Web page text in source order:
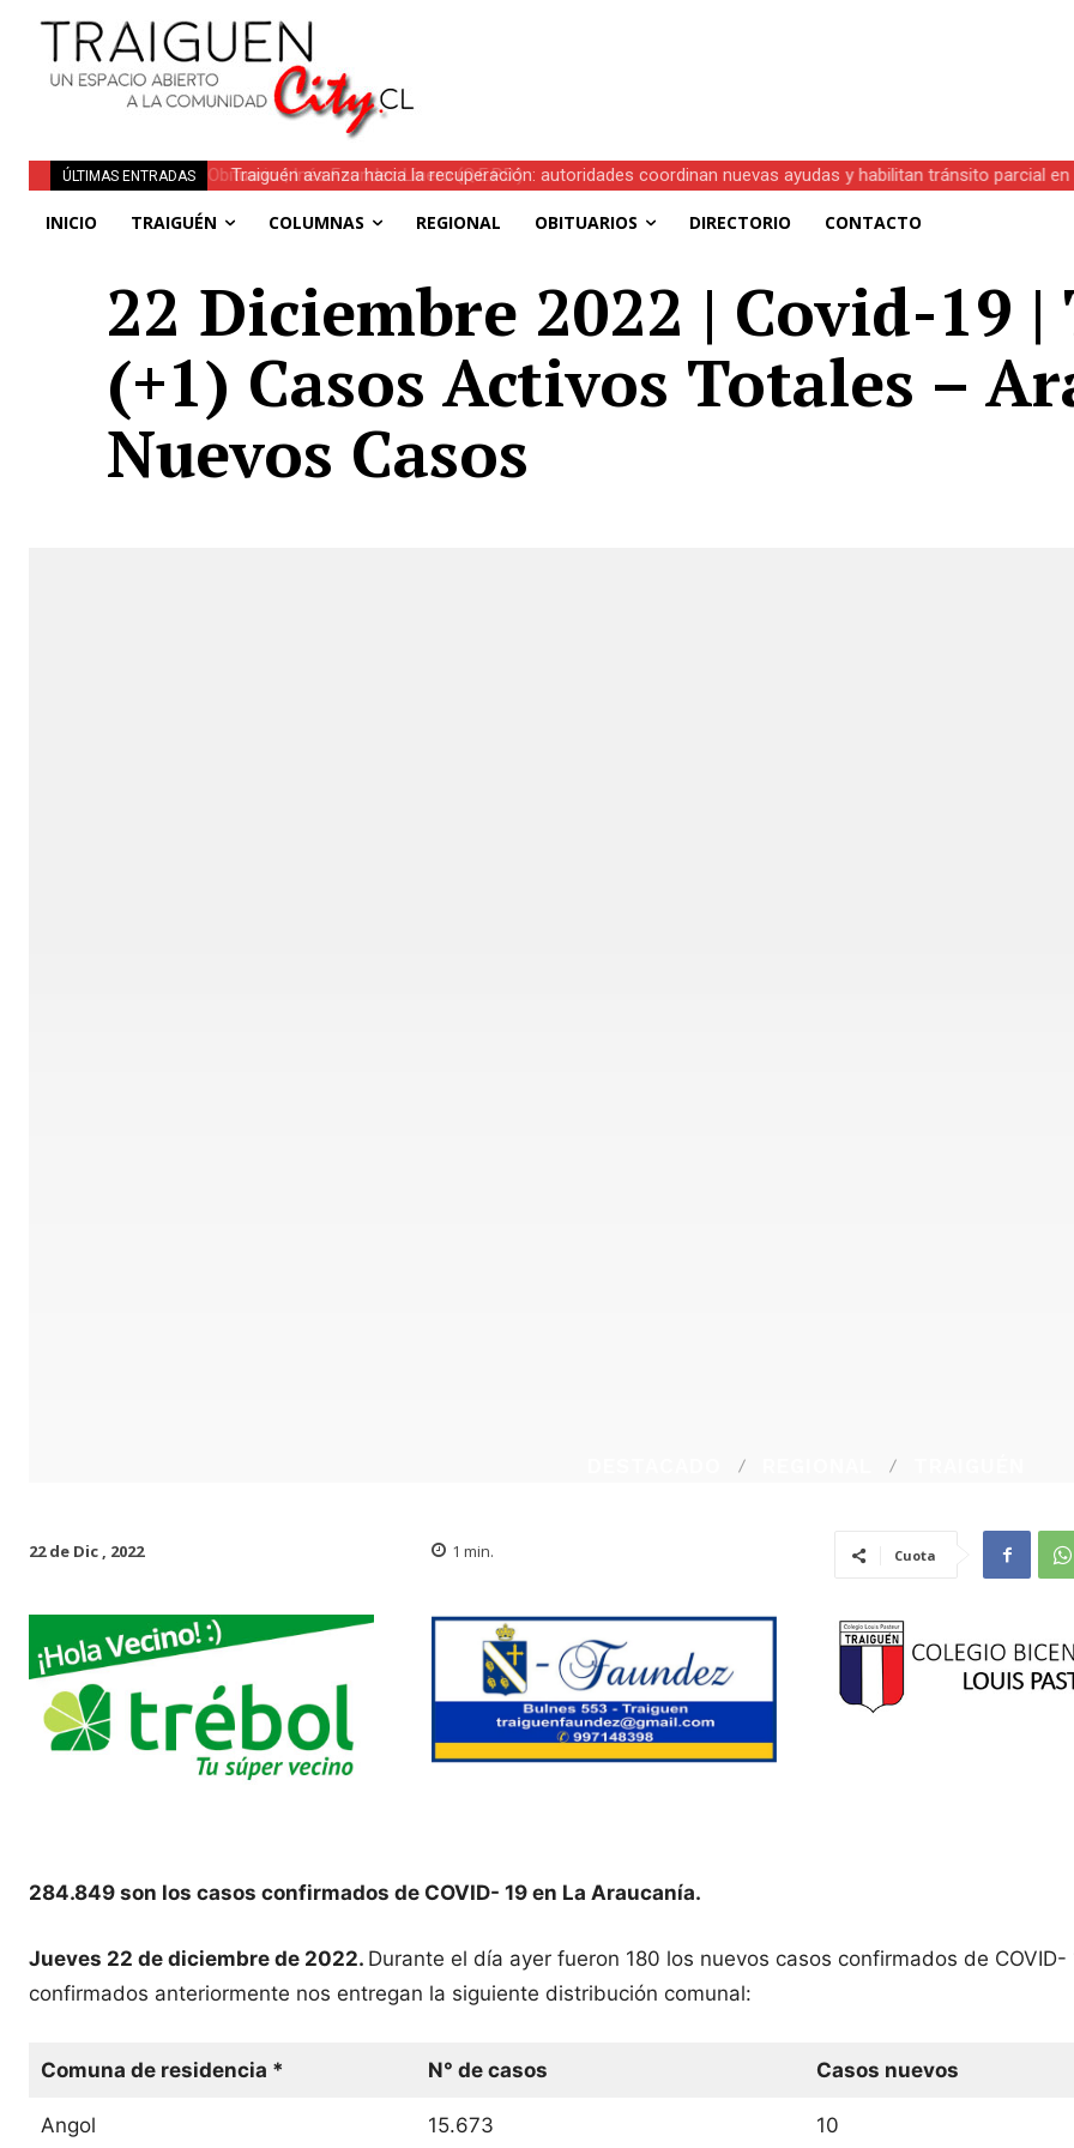
ÚLTIMAS ENTRADAS Traiguén avanza hacia la recuperación: autoridades coordinan nuevas ayudas y habilitan tránsito parcial en
INICIO TRAIGUÉN COLUMNAS REGIONAL OBITUARIOS DIRECTORIO CONTACTO
22 Diciembre 2022 | Covid-19 |
(+1) Casos Activos Totales –
Nuevos Casos
22 de Dic , 2022 1 min. Cuota
284.849 son los casos confirmados de COVID- 19 en La Araucanía.
Jueves 22 de diciembre de 2022. Durante el día ayer fueron 180 los nuevos casos confirmados de
confirmados anteriormente nos entregan la siguiente distribución comunal:
Comuna de residencia * N° de casos Casos nuevos
Angol 15.673 10